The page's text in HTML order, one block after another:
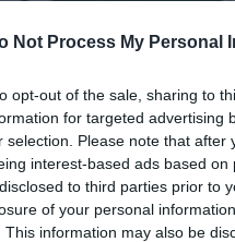
Not Process My Personal
opt-out of the sale, sharing to
for targeted advertising
selection. Please note that
interest-based ads based
to third parties prior to
of your personal
This information may also be